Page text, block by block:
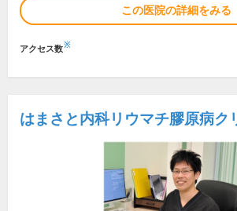
この医院の詳細をみる
アクセス数※
はまさと内科リウマチ膠原病ク